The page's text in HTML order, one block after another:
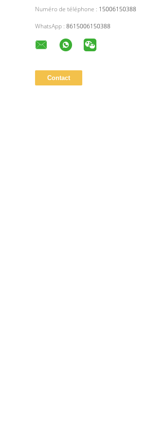
Numéro de téléphone : 15006150388
WhatsApp : 8615006150388